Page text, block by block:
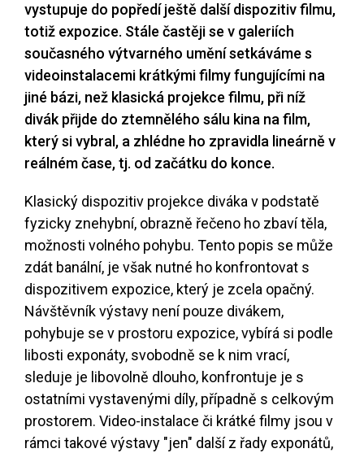
vystupuje do popředí ještě další dispozitiv filmu,
totiž expozice. Stále častěji se v galeriích
současného výtvarného umění setkáváme s
videoinstalacemi krátkými filmy fungujícími na
jiné bázi, než klasická projekce filmu, při níž
divák přijde do ztemnělého sálu kina na film,
který si vybral, a zhlédne ho zpravidla lineárně v
reálném čase, tj. od začátku do konce.
Klasický dispozitiv projekce diváka v podstatě
fyzicky znehybní, obrazně řečeno ho zbaví těla,
možnosti volného pohybu. Tento popis se může
zdát banální, je však nutné ho konfrontovat s
dispozitivem expozice, který je zcela opačný.
Návštěvník výstavy není pouze divákem,
pohybuje se v prostoru expozice, vybírá si podle
libosti exponáty, svobodně se k nim vrací,
sleduje je libovolně dlouho, konfrontuje je s
ostatními vystavenými díly, případně s celkovým
prostorem. Video-instalace či krátké filmy jsou v
rámci takové výstavy "jen" další z řady exponátů,